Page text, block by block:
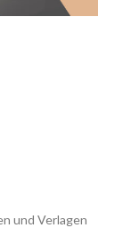
und Verlagen